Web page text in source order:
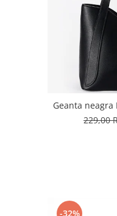
Geanta neagra
229,00
-32%